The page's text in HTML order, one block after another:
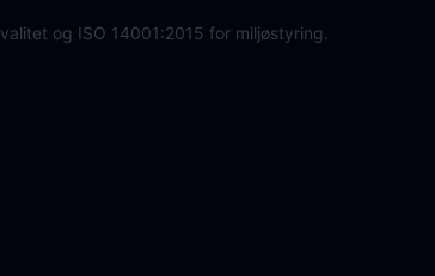
og ISO 14001:2015 for miljøstyring.